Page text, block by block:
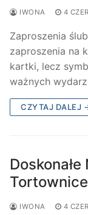
IWONA 4
Zaproszenia
zaproszenia na
kartki, lecz
ważnych
CZYTAJ DALEJ
IWONA 4